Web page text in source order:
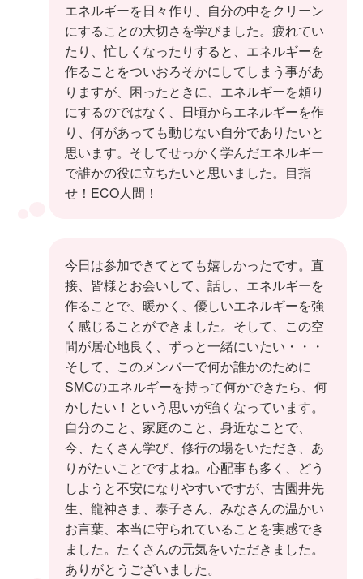
エネルギーを日々作り、自分の中をクリーン
にすることの大切さを学びました。疲れてい
たり、忙しくなったりすると、エネルギーを
作ることをついおろそかにしてしまう事があ
りますが、困ったときに、エネルギーを頼り
にするのではなく、日頃からエネルギーを作
り、何があっても動じない自分でありたいと
思います。そしてせっかく学んだエネルギー
で誰かの役に立ちたいと思いました。目指
せ！ECO人間！
今日は参加できてとても嬉しかったです。直
接、皆様とお会いして、話し、エネルギーを
作ることで、暖かく、優しいエネルギーを強
く感じることができました。そして、この空
間が居心地良く、ずっと一緒にいたい・・・
そして、このメンバーで何か誰かのために
SMCのエネルギーを持って何かできたら、何
かしたい！という思いが強くなっています。
自分のこと、家庭のこと、身近なことで、
今、たくさん学び、修行の場をいただき、あ
りがたいことですよね。心配事も多く、どう
しようと不安になりやすいですが、古園井先
生、龍神さま、泰子さん、みなさんの温かい
お言葉、本当に守られていることを実感でき
ました。たくさんの元気をいただきました。
ありがとうございました。